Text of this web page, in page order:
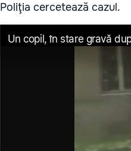
Poliţia cercetează cazul.